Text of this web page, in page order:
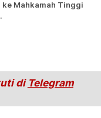
ke Mahkamah Tinggi
di Telegram